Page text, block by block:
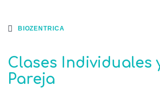
BIOZENTRICA
Clases Individuales
Pareja